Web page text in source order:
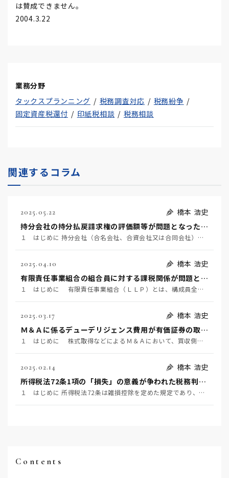
は賛成できません。
2004.3.22
業務分野
タックスプランニング
税務調査対応
税務紛争
固定資産税還付
印紙税相談 税務相談
関連するコラム
2025.05.22
橋本 浩史
持分会社の持分払戻請求権の評価額等が問題となった事例 ～名古屋地裁令和６年６月２２日判決TAINS Z８８８-２７２０～
１ はじめに 持分会社（合名会社、合資会社又は合同会社）の社員は、死亡によって退社し（会社法６０７条…
2025.04.10
橋本 浩史
有限責任事業組合の組合員に対する課税関係が問題となった事例 ～東京地裁令和６年２月１６日判決TAINS Z888-2712（確定）～
１ はじめに 有限責任事業組合（ＬＬＰ）とは、構成員全員が無限責任を負う民法組合の特例として、「有…
2025.03.17
橋本 浩史
Ｍ＆Ａに係るデューデリジェンス費用が有価証券の取得価額に含まれるか否かが争われた事例 ～国税不服審判所令和6年1月24日裁決～
１ はじめに 株式取得などによるＭ＆Ａにおいて、買収側が対象企業の価値やリスク等を事前に調査するこ…
2025.02.14
橋本 浩史
所得税法72条1項の「損失」の意義が争われた税務判決 ～東京地裁令和6年1月23日判決～
１ はじめに 所得税法72条は雑損控除を定めた規定であり、同条1項は、居住者又はその者と生計を一にす…
Contents